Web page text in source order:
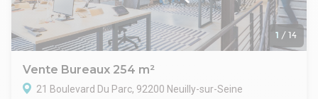
surfaces supplémentaires dans l'immeuble, ce qui
augmente la flexibilité d'aménagement selon vos besoins.
Ce bien conviendra aussi bien à un siège de société, un
showroom ou des activités créatives.
Proximité immédiate des commerces
Secteur verdoyant
1 / 14
Vente Bureaux 254 m²
21 Boulevard Du Parc, 92200 Neuilly-sur-Seine